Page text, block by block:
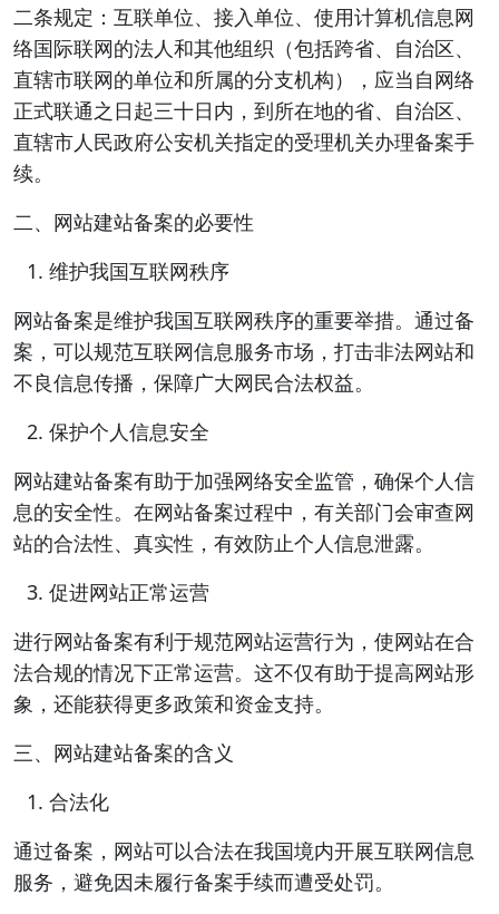
二条规定：互联单位、接入单位、使用计算机信息网
络国际联网的法人和其他组织（包括跨省、自治区、
直辖市联网的单位和所属的分支机构），应当自网络
正式联通之日起三十日内，到所在地的省、自治区、
直辖市人民政府公安机关指定的受理机关办理备案手
续。
二、网站建站备案的必要性
维护我国互联网秩序
网站备案是维护我国互联网秩序的重要举措。通过备
案，可以规范互联网信息服务市场，打击非法网站和
不良信息传播，保障广大网民合法权益。
保护个人信息安全
网站建站备案有助于加强网络安全监管，确保个人信
息的安全性。在网站备案过程中，有关部门会审查网
站的合法性、真实性，有效防止个人信息泄露。
促进网站正常运营
进行网站备案有利于规范网站运营行为，使网站在合
法合规的情况下正常运营。这不仅有助于提高网站形
象，还能获得更多政策和资金支持。
三、网站建站备案的含义
合法化
通过备案，网站可以合法在我国境内开展互联网信息
服务，避免因未履行备案手续而遭受处罚。